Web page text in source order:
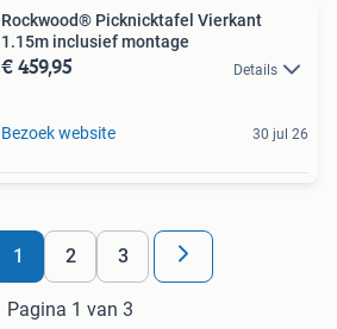
Rockwood® Picknicktafel Vierkant
1.15m inclusief montage
€ 459,95 Details
Bezoek website 30 jul 26
1 2 3
Pagina 1 van 3